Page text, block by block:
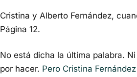
Cristina y Alberto Fernández,
Página 12.
No está dicha la última palabra.
por hacer. Pero Cristina